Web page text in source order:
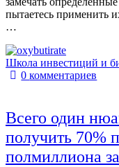
пытаетесь применить
…
Школа инвестиций и
0комментариев
Всего один
получить 70%
полмиллиона